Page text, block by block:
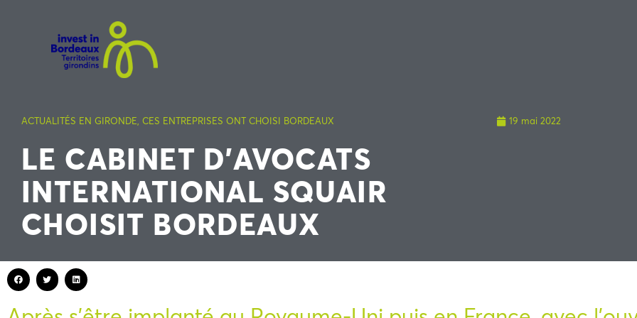
ACTUALITÉS EN GIRONDE, CES ENTREPRISES ONT CHOISI BORDEAUX
LE CABINET D’AVOCATS
INTERNATIONAL SQUAIR
CHOISIT BORDEAUX
19 mai 2022